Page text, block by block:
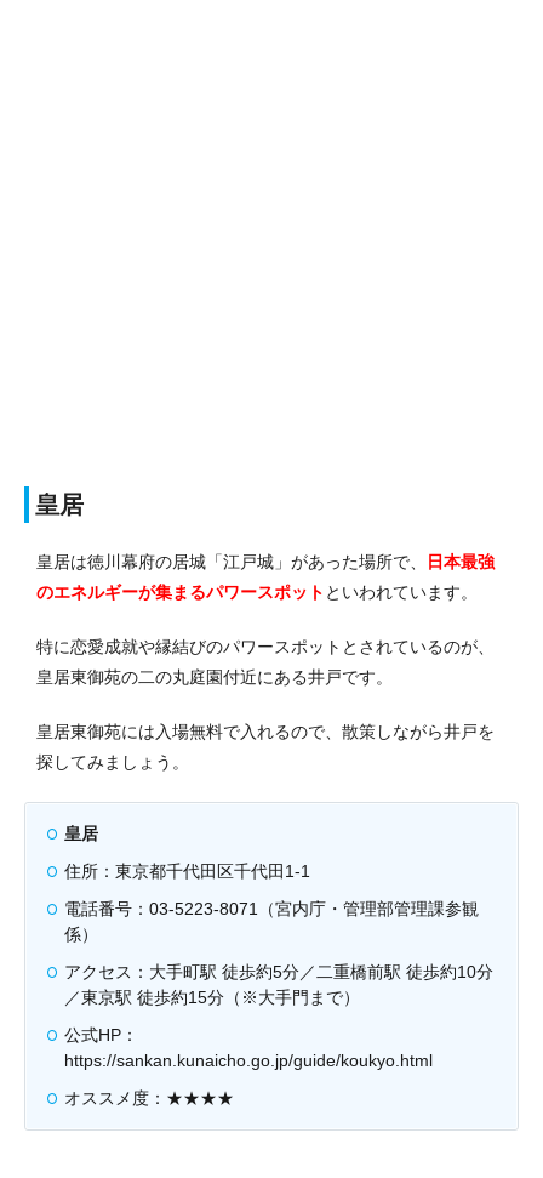
皇居
皇居は徳川幕府の居城「江戸城」があった場所で、
日本最強
のエネルギーが集まるパワースポット といわれています。
特に恋愛成就や縁結びのパワースポットとされているのが、
皇居東御苑の二の丸庭園付近にある井戸です。
皇居東御苑には入場無料で入れるので、散策しながら井戸を
探してみましょう。
皇居
住所：東京都千代田区千代田1-1
電話番号：03-5223-8071（宮内庁・管理部管理課参観
係）
アクセス：大手町駅 徒歩約5分／二重橋前駅 徒歩約10分
／東京駅 徒歩約15分（※大手門まで）
公式HP：
https://sankan.kunaicho.go.jp/guide/koukyo.html
オススメ度：★★★★